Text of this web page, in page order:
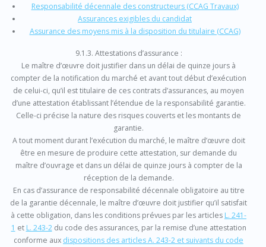
Responsabilité décennale des constructeurs (CCAG Travaux)
Assurances exigibles du candidat
Assurance des moyens mis à la disposition du titulaire (CCAG)
9.1.3. Attestations d’assurance :
Le maître d’œuvre doit justifier dans un délai de quinze jours à
compter de la notification du marché et avant tout début d’exécution
de celui-ci, qu’il est titulaire de ces contrats d’assurances, au moyen
d’une attestation établissant l’étendue de la responsabilité garantie.
Celle-ci précise la nature des risques couverts et les montants de
garantie.
A tout moment durant l’exécution du marché, le maître d’œuvre doit
être en mesure de produire cette attestation, sur demande du
maître d’ouvrage et dans un délai de quinze jours à compter de la
réception de la demande.
En cas d’assurance de responsabilité décennale obligatoire au titre
de la garantie décennale, le maître d’œuvre doit justifier qu’il satisfait
à cette obligation, dans les conditions prévues par les articles L. 241-
1 et L. 243-2du code des assurances, par la remise d’une attestation
conforme aux dispositions des articles A. 243-2 et suivants du code